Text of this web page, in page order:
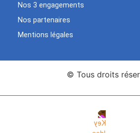
Nos 3 engagements
Nos partenaires
Mentions légales
© Tous droits